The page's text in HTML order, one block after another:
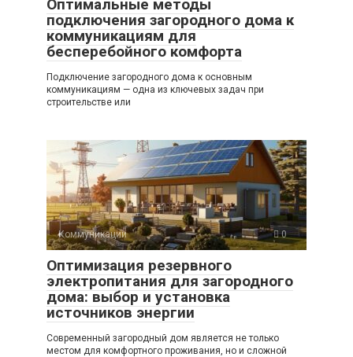
Оптимальные методы
подключения загородного дома к
коммуникациям для
бесперебойного комфорта
Подключение загородного дома к основным
коммуникациям — одна из ключевых задач при
строительстве или
Коммуникации 0
Оптимизация резервного
электропитания для загородного
дома: выбор и установка
источников энергии
Современный загородный дом является не только
местом для комфортного проживания, но и сложной